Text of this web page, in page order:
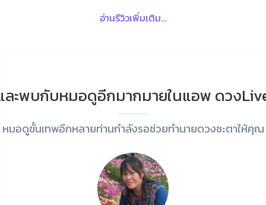
อ่านรีวิวเพิ่มเติม...
ละพบกับหมอดูอีกมากมายในแอพ ดวง
หมอดูขั้นเทพอีกหลายท่านกำลังรอช่วยทำนายดวงชะตาให้คุณ